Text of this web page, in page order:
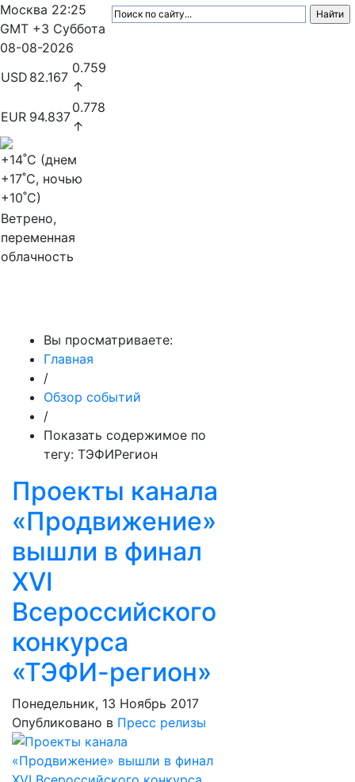
Москва 22:25
GMT +3 Суббота
08-08-2026
USD 82.167
0.759
↑
EUR 94.837
0.778
↑
+14˚C (днем
+17˚C, ночью
+10˚C)
Ветрено,
переменная
облачность
Вы просматриваете:
Главная
/
Обзор событий
/
Показать содержимое по
тегу: ТЭФИРегион
Проекты канала
«Продвижение»
вышли в финал
XVI
Всероссийского
конкурса
«ТЭФИ-регион»
Понедельник, 13 Ноябрь 2017
Опубликовано в Пресс релизы